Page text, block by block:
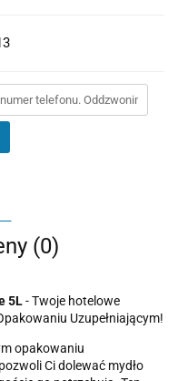
(0)
5L- Twoje hotelowe
Uzupełniającym!
opakowaniu
Ci dolewać mydło